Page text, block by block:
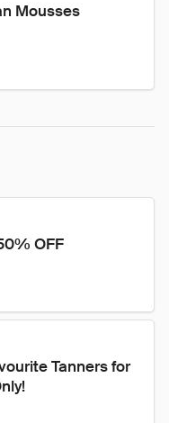
Mousses
OFF
Tanners for